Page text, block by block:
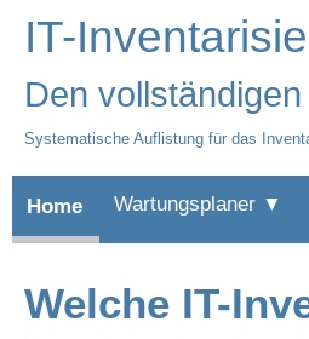
IT-
Den
Systematische Auflistung für das
Home Wartungsplaner ▼
Welche IT-